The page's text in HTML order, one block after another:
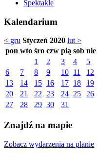
Spektakle
Kalendarium
< gru Styczeń 2020 lut >
pon wto śro czw pią sob nie
1
2 3 4
5
6
7 8 9 10 11
12
13
14 15 16 17 18
19
20
21 22 23 24 25
26
27
28 29 30 31
Znajdź na mapie
Zobacz wydarzenia na planie